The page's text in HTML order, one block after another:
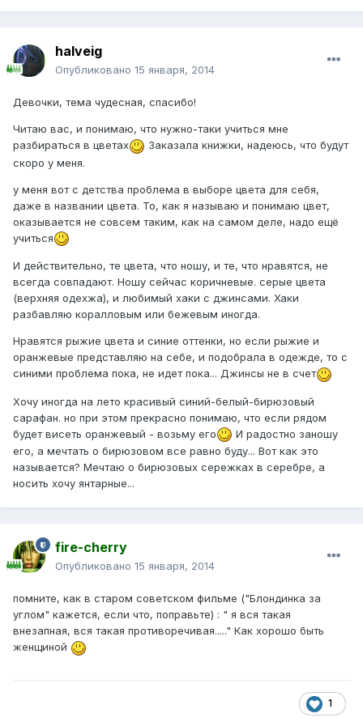
halveig
Опубликовано 15 января, 2014
Девочки, тема чудесная, спасибо!
Читаю вас, и понимаю, что нужно-таки учиться мне
разбираться в цветах
Заказала книжки, надеюсь, что будут
скоро у меня.
у меня вот с детства проблема в выборе цвета для себя,
даже в названии цвета. То, как я называю и понимаю цвет,
оказывается не совсем таким, как на самом деле, надо ещё
учиться
И действительно, те цвета, что ношу, и те, что нравятся, не
всегда совпадают. Ношу сейчас коричневые. серые цвета
(верхняя одехжа), и любимый хаки с джинсами. Хаки
разбавляю коралловым или бежевым иногда.
Нравятся рыжие цвета и синие оттенки, но если рыжие и
оранжевые представляю на себе, и подобрала в одежде, то с
синими проблема пока, не идет пока... Джинсы не в счет
Хочу иногда на лето красивый синий-белый-бирюзовый
сарафан. но при этом прекрасно понимаю, что если рядом
будет висеть оранжевый - возьму его
И радостно заношу
его, а мечтать о бирюзовом все равно буду... Вот как это
называется? Мечтаю о бирюзовых сережках в серебре, а
носить хочу янтарные...
fire-cherry
Опубликовано 15 января, 2014
помните, как в старом советском фильме ("Блондинка за
углом" кажется, если что, поправьте) : " я вся такая
внезапная, вся такая противоречивая....." Как хорошо быть
женщиной
1